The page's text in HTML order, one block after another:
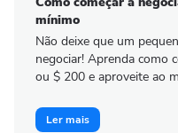
mínimo
Não deixe que um
negociar! Aprenda como
ou $ 200 e aproveite ao
Ler mais